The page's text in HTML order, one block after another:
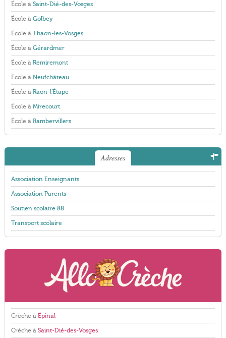
École à Saint-Dié-des-Vosges
École à Golbey
École à Thaon-les-Vosges
École à Gérardmer
École à Remiremont
École à Neufchâteau
École à Raon-l'Étape
École à Mirecourt
École à Rambervillers
Adresses
Association Enseignants
Association Parents
Soutien scolaire 88
Transport scolaire
Crèche à Épinal
Crèche à Saint-Dié-des-Vosges